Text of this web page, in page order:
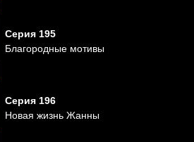
Серия 195
Благородные мотивы
Серия 196
Новая жизнь Жанны